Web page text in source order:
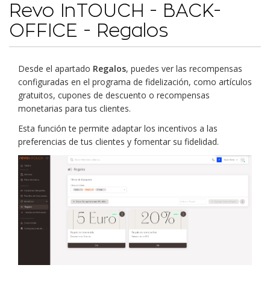
Revo InTOUCH - BACK-
OFFICE - Regalos
Desde el apartado Regalos, puedes ver las recompensas
configuradas en el programa de fidelización, como artículos
gratuitos, cupones de descuento o recompensas
monetarias para tus clientes.
Esta función te permite adaptar los incentivos a las
preferencias de tus clientes y fomentar su fidelidad.